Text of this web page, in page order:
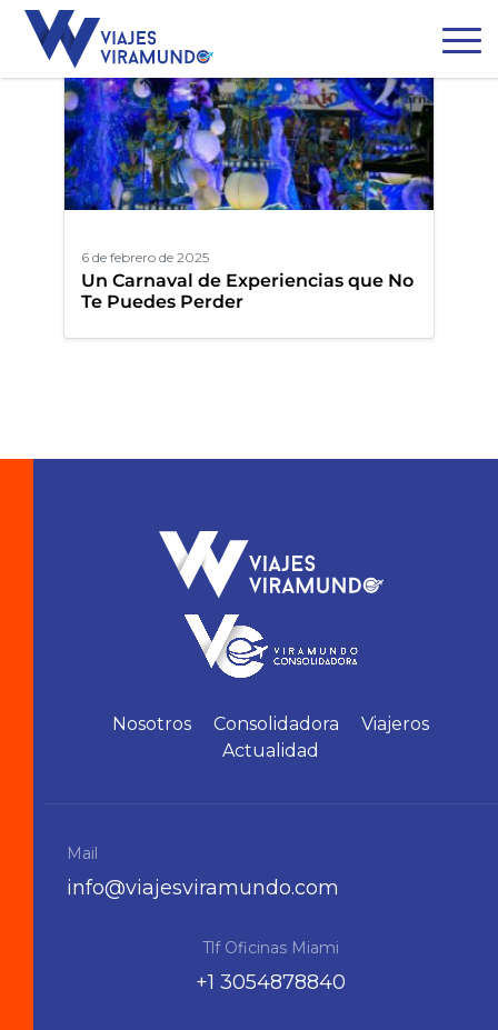
6 de febrero de 2025
Un Carnaval de Experiencias que No
Te Puedes Perder
Nosotros Consolidadora
Viajeros
Actualidad
Mail
info@viajesviramundo.com
Tlf Oficinas Miami
+1 3054878840